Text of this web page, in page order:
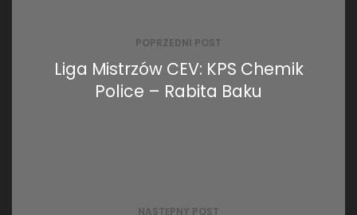
POPRZEDNI POST
Liga Mistrzów CEV: KPS Chemik
Police – Rabita Baku
NASTĘPNY POST